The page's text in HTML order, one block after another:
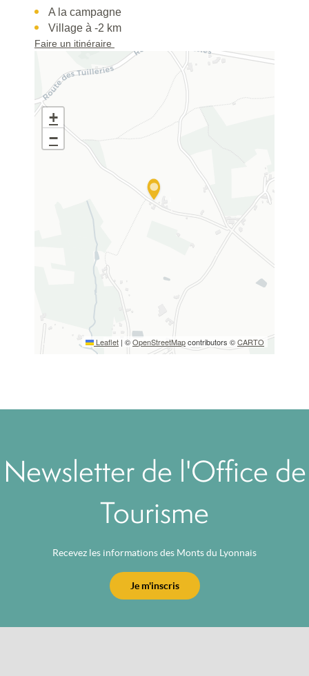
A la campagne
Village à -2 km
Faire un itinéraire
+
−
Leaflet | ©OpenStreetMapcontributors ©CARTO
Newsletter de l'Office de
Tourisme
Recevez les informations des Monts du Lyonnais
Je m'inscris